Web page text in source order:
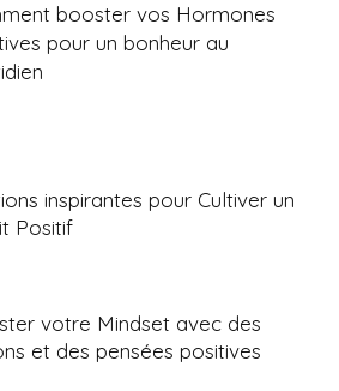
booster vos Hormones
pour un bonheur au
inspirantes pour Cultiver un
Positif
votre Mindset avec des
et des pensées positives